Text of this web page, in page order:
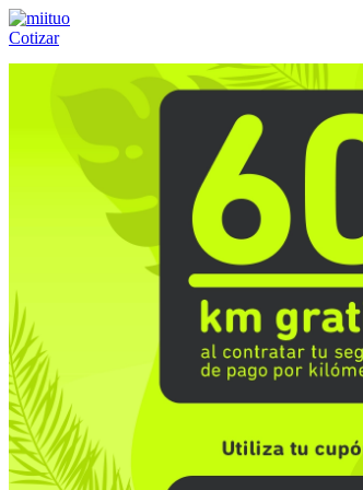
Cotizar
(55) 84-21-05-00ó800-953-00-59